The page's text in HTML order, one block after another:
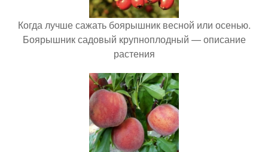
Когда лучше сажать боярышник весной или осенью.
Боярышник садовый крупноплодный — описание
растения